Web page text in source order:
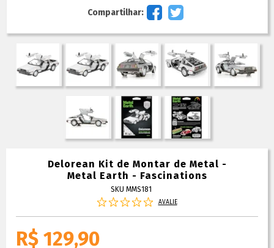
Compartilhar:
Delorean Kit de Montar de Metal -
Metal Earth - Fascinations
SKU MMS181
AVALIE
R$ 129,90